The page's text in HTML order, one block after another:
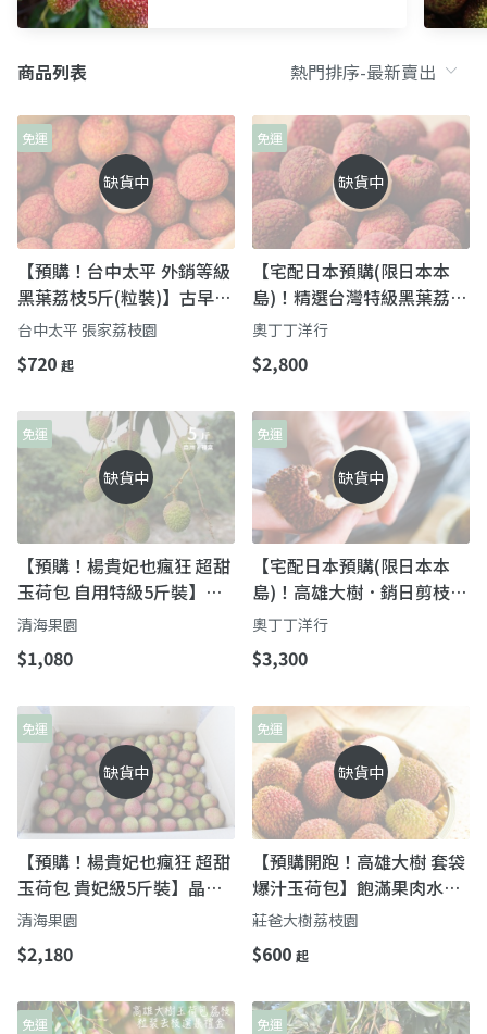
商品列表
缺貨中
免運
【預購！台中太平 外銷等級
黑葉荔枝5斤(粒裝)】古早味
荔枝 童年記憶中的味道
台中太平 張家荔枝園
$720 起
缺貨中
免運
【宅配日本預購(限日本本
島)！精選台灣特級黑葉荔枝
3公斤裝 】盛夏限定 空運直
奧丁丁洋行
$2,800
缺貨中
免運
【預購！楊貴妃也瘋狂 超甜
玉荷包 自用特級5斤裝】晶
瑩剔透又多汁 期間限定預購
中！
清海果園
$1,080
缺貨中
免運
【宅配日本預購(限日本本
島)！高雄大樹．銷日剪枝特
級玉荷包荔枝3KG】Taiwan
農夫直送．越洋鮮達
奧丁丁洋行
$3,300
缺貨中
免運
【預購！楊貴妃也瘋狂 超甜
玉荷包 貴妃級5斤裝】晶瑩
剔透又多汁 期間限定預購
清海果園
$2,180
缺貨中
免運
【預購開跑！高雄大樹 套袋
爆汁玉荷包】飽滿果肉水嫩
多汁 咬下去直接在嘴裡炸開
莊爸大樹荔枝園
$600 起
免運 免運